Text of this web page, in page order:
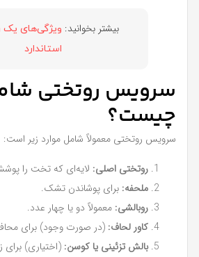
بیشتر بخوانید: ویژگی‌های یک
استاندارد
سرویس روتختی
چیست؟
سرویس روتختی معمولاً شامل موارد زیر است:
روتختی اصلی: لایه‌ای که تخت را
ملحفه: برای پوشاندن تشک.
روبالشی: معمولاً دو یا چهار عدد.
کاور لحاف: (در صورت وجود) برای
بالش تزئینی یا کوسن: (اختیاری) برای